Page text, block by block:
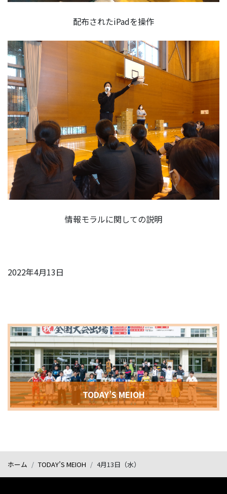
配布されたiPadを操作
情報モラルに関しての説明
2022年4月13日
TODAY’S MEIOH
ホーム TODAY’S MEIOH 4月13日（水）